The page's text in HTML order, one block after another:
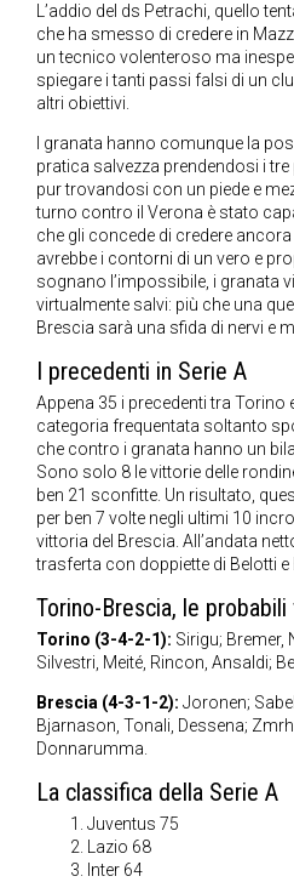
L’addio del ds Petrachi, quello
che ha smesso di credere in
un tecnico volenteroso ma
spiegare i tanti passi falsi di un
altri obiettivi.
I granata hanno comunque la
pratica salvezza prendendosi i
pur trovandosi con un piede e
turno contro il Verona è stato
che gli concede di credere
avrebbe i contorni di un vero e
sognano l’impossibile, i granata
virtualmente salvi: più che una
Brescia sarà una sfida di nervi e
I precedenti in Serie A
Appena 35 i precedenti tra Torino
categoria frequentata soltanto
che contro i granata hanno un
Sono solo 8 le vittorie delle
ben 21 sconfitte. Un risultato,
per ben 7 volte negli ultimi 10
vittoria del Brescia. All’andata
trasferta con doppiette di Belotti e
Torino-Brescia, le
Torino (3-4-2-1): Sirigu; Bremer,
Silvestri, Meité, Rincon, Ansaldi;
Brescia (4-3-1-2): Joronen;
Bjarnason, Tonali, Dessena;
Donnarumma.
La classifica della Serie A
Juventus 75
Lazio 68
Inter 64